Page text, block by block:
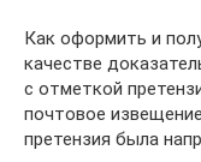
Как оформить и
качестве
с отметкой
почтовое
претензия была